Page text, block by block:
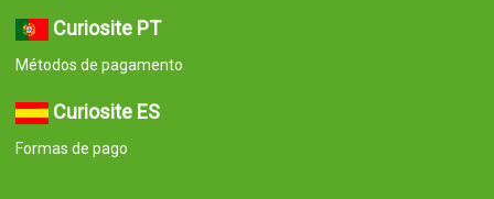
Curiosite PT
Métodos de pagamento
Curiosite ES
Formas de pago